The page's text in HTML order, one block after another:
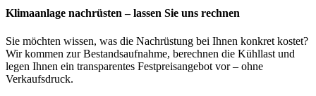
Klimaanlage nachrüsten – lassen Sie uns rechnen
Sie möchten wissen, was die Nachrüstung bei Ihnen konkret kostet?
Wir kommen zur Bestandsaufnahme, berechnen die Kühllast und
legen Ihnen ein transparentes Festpreisangebot vor – ohne
Verkaufsdruck.